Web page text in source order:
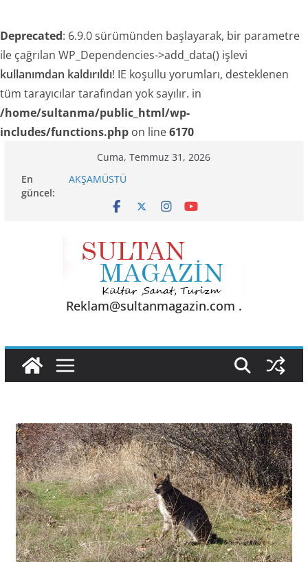
Deprecated: 6.9.0 sürümünden başlayarak, bir parametre
ile çağrılan WP_Dependencies->add_data() işlevi
kullanımdan kaldırıldı! IE koşullu yorumları, desteklenen
tüm tarayıcılar tarafından yok sayılır. in
/home/sultanma/public_html/wp-
includes/functions.php on line6170
content
Cuma, Temmuz 31, 2026
En
güncel:
AKŞAMÜSTÜ
VURGUSU
Akgül: “Sanayi esnafı yeni engellerle karşı
karşıya!”
Reklam@sultanmagazin.com .